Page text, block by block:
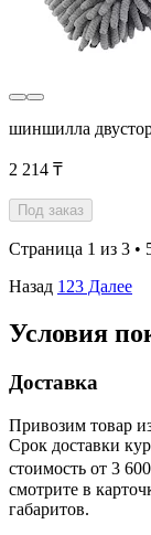
шиншилла
2 214 ₸
Под заказ
Страница 1 из 3 •
Назад 1 23 Далее
Условия
Доставка
Привозим товар
Срок доставки
стоимость от 3
смотрите в
габаритов.